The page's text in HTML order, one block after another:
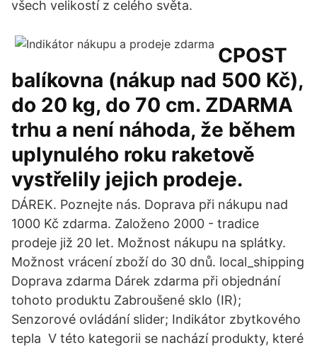
všech velikostí z celého světa.
CPOST
balíkovna (nákup nad 500 Kč),
do 20 kg, do 70 cm. ZDARMA
trhu a není náhoda, že během
uplynulého roku raketově
vystřelily jejich prodeje.
DÁREK. Poznejte nás. Doprava při nákupu nad
1000 Kč zdarma. Založeno 2000 - tradice
prodeje již 20 let. Možnost nákupu na splátky.
Možnost vrácení zboží do 30 dnů. local_shipping
Doprava zdarma Dárek zdarma při objednání
tohoto produktu Zabroušené sklo (IR);
Senzorové ovládání slider; Indikátor zbytkového
tepla V této kategorii se nachází produkty, které